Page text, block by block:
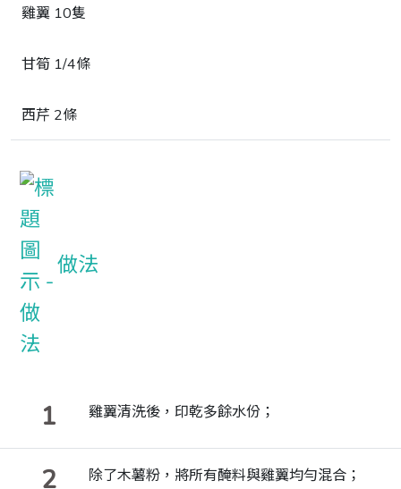
雞翼 10隻
甘筍 1/4條
西芹 2條
做法
1 雞翼清洗後，印乾多餘水份；
2 除了木薯粉，將所有醃料與雞翼均勻混合；